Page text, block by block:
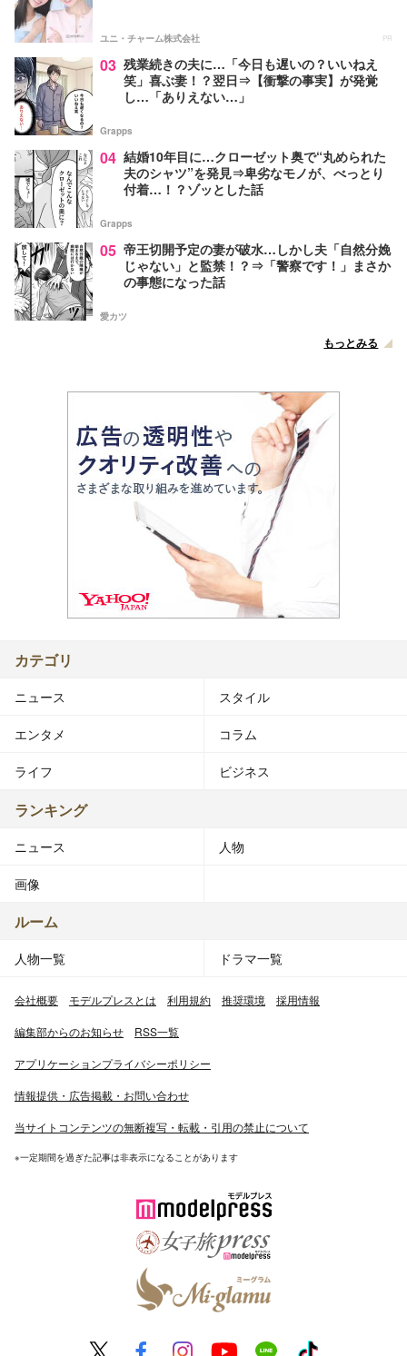
ユニ・チャーム株式会社 PR
03 残業続きの夫に…「今日も遅いの？いいねえ
笑」喜ぶ妻！？翌日⇒【衝撃の事実】が発覚
し…「ありえない…」
Grapps
04 結婚10年目に…クローゼット奥で“丸められた
夫のシャツ”を発見⇒卑劣なモノが、べっとり
付着…！？ゾッとした話
Grapps
05 帝王切開予定の妻が破水…しかし夫「自然分娩
じゃない」と監禁！？⇒「警察です！」まさか
の事態になった話
愛カツ
もっとみる
カテゴリ
ニュース スタイル
エンタメ コラム
ライフ ビジネス
ランキング
ニュース 人物
画像
ルーム
人物一覧 ドラマ一覧
会社概要 モデルプレスとは 利用規約 推奨環境 採用情報
編集部からのお知らせ RSS一覧
アプリケーションプライバシーポリシー
情報提供・広告掲載・お問い合わせ
当サイトコンテンツの無断複写・転載・引用の禁止について
※一定期間を過ぎた記事は非表示になることがあります